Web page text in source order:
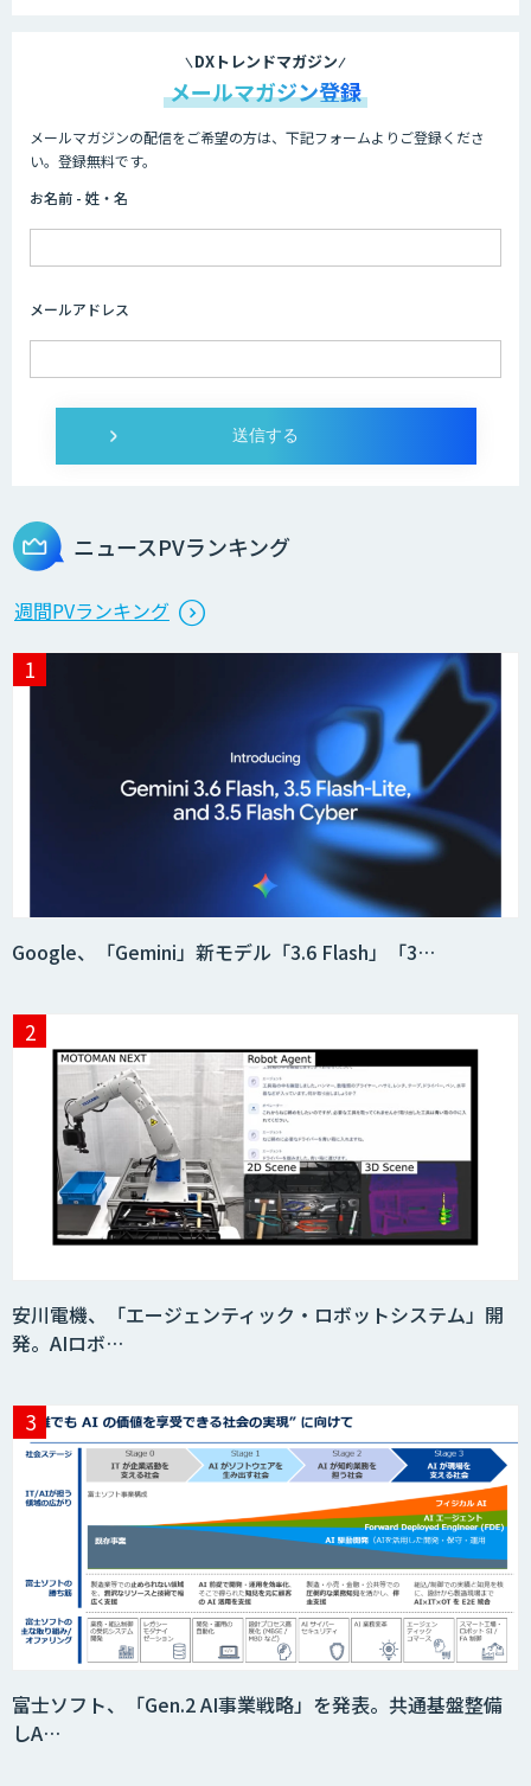
DXトレンドマガジン
メールマガジン登録
メールマガジンの配信をご希望の方は、下記フォームよりご登録くださ
い。登録無料です。
お名前 - 姓・名
メールアドレス
ニュースPVランキング
週間PVランキング
Google、「Gemini」新モデル「3.6 Flash」「3…
安川電機、「エージェンティック・ロボットシステム」開
発。AIロボ…
富士ソフト、「Gen.2 AI事業戦略」を発表。共通基盤整備
しA…